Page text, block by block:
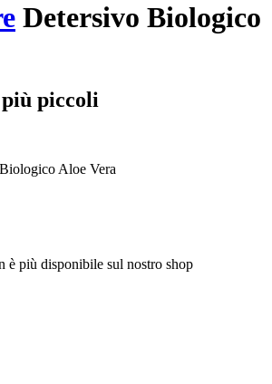
Detersivo Biologico
piccoli
Aloe Vera
è più disponibile sul nostro shop